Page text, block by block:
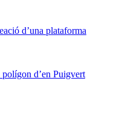
d’una plataforma
d’en Puigvert